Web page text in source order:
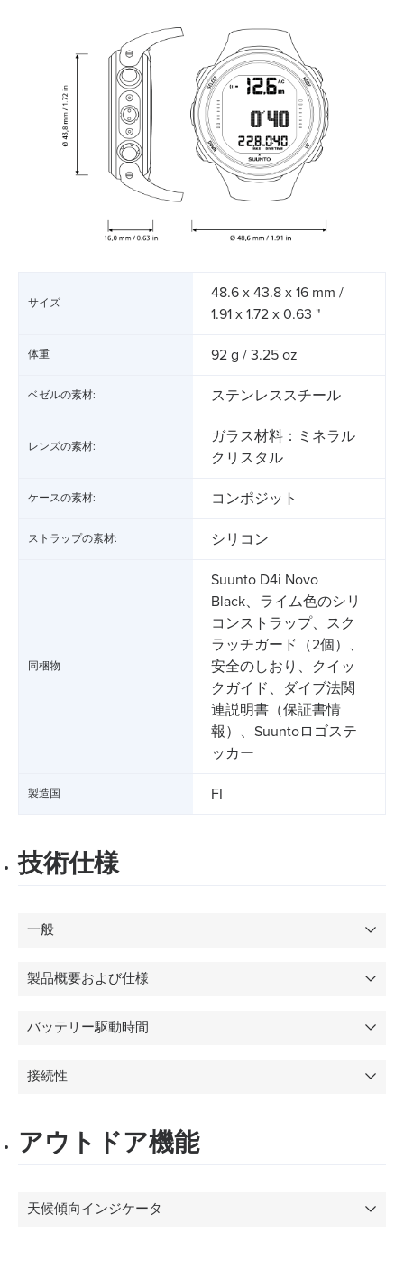
サイズ
48.6 x 43.8 x 16 mm /
1.91 x 1.72 x 0.63 "
体重 92 g / 3.25 oz
ベゼルの素材: ステンレススチール
レンズの素材:
ガラス材料：ミネラル
クリスタル
ケースの素材: コンポジット
ストラップの素材: シリコン
同梱物
Suunto D4i Novo
Black、ライム色のシリ
コンストラップ、スク
ラッチガード（2個）、
安全のしおり、クイッ
クガイド、ダイブ法関
連説明書（保証書情
報）、Suuntoロゴステ
ッカー
製造国 FI
技術仕様
一般
製品概要および仕様
バッテリー駆動時間
接続性
アウトドア機能
天候傾向インジケータ